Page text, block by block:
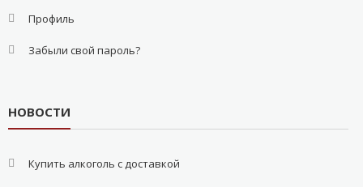
Профиль
Забыли свой пароль?
НОВОСТИ
Купить алкоголь с доставкой